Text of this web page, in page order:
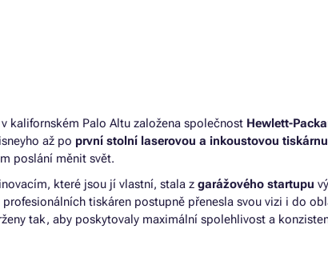
kalifornském Palo Altu založena společnost Hewlett-
až po první stolní laserovou a inkoustovou tiskárnu
poslání měnit svět.
které jsou jí vlastní, stala z garážového startupu
tiskáren postupně přenesla svou vizi i do
tak, aby poskytovaly maximální spolehlivost a